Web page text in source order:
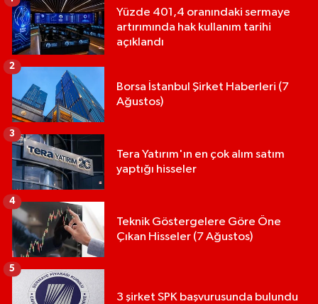
Yüzde 401,4 oranındaki sermaye
artırımında hak kullanım tarihi
açıklandı
Borsa İstanbul Şirket Haberleri (7
Ağustos)
2
Tera Yatırım'ın en çok alım satım
yaptığı hisseler
3
Teknik Göstergelere Göre Öne
Çıkan Hisseler (7 Ağustos)
4
3 şirket SPK başvurusunda bulundu
5